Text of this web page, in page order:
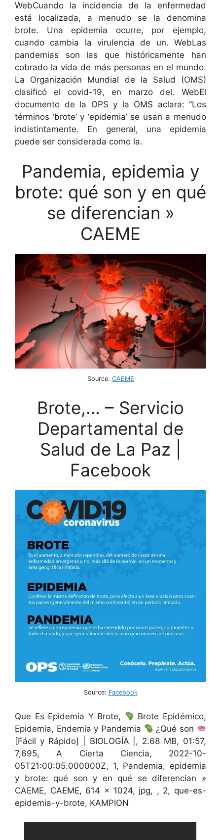
WebCuando la incidencia de la enfermedad
está localizada, a menudo se la denomina
brote. Una epidemia ocurre, por ejemplo,
cuando cambia la virulencia de un. WebLas
pandemias son las que históricamente han
cobrado la vida de más personas en el mundo.
La Organización Mundial de la Salud (OMS)
clasificó el covid-19, en marzo del. WebEl
documento de la OPS y la OMS aclara: “Los
términos ‘brote’ y ‘epidemia’ se usan a menudo
indistintamente. En general, una epidemia
puede ser considerada como la.
Pandemia, epidemia y
brote: qué son y en qué
se diferencian »
CAEME
Source: CAEME
Brote,… – Servicio
Departamental de
Salud de La Paz |
Facebook
Source: Facebook
Que Es Epidemia Y Brote,
Brote Epidémico,
Epidemia, Endemia y Pandemia
¿Qué son
[Fácil y Rápido] | BIOLOGÍA |, 2.68 MB, 01:57,
7,695, A Cierta Ciencia, 2022-10-
05T21:00:05.000000Z, 1, Pandemia, epidemia
y brote: qué son y en qué se diferencian »
CAEME, CAEME, 614 x 1024, jpg, , 2, que-es-
epidemia-y-brote, KAMPION